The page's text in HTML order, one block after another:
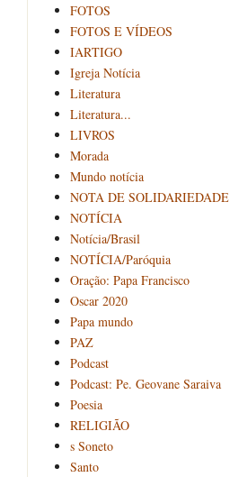
FOTOS
FOTOS E VÍDEOS
IARTIGO
Igreja Notícia
Literatura
Literatura...
LIVROS
Morada
Mundo notícia
NOTA DE SOLIDARIEDADE
NOTÍCIA
Notícia/Brasil
NOTÍCIA/Paróquia
Oração: Papa Francisco
Oscar 2020
Papa mundo
PAZ
Podcast
Podcast: Pe. Geovane Saraiva
Poesia
RELIGIÃO
s Soneto
Santo